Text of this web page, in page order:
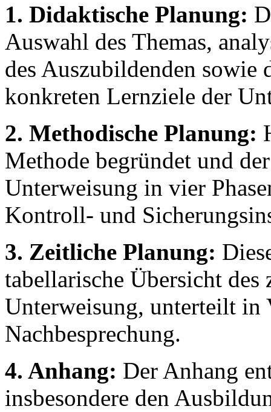
1. Didaktische Planung:
Auswahl des Themas,
des Auszubildenden sowie
konkreten Lernziele der
2. Methodische Planung:
Methode begründet und
Unterweisung in vier
Kontroll- und
3. Zeitliche Planung:
tabellarische Übersicht
Unterweisung, unterteilt in
Nachbesprechung.
4. Anhang: Der Anhang
insbesondere den